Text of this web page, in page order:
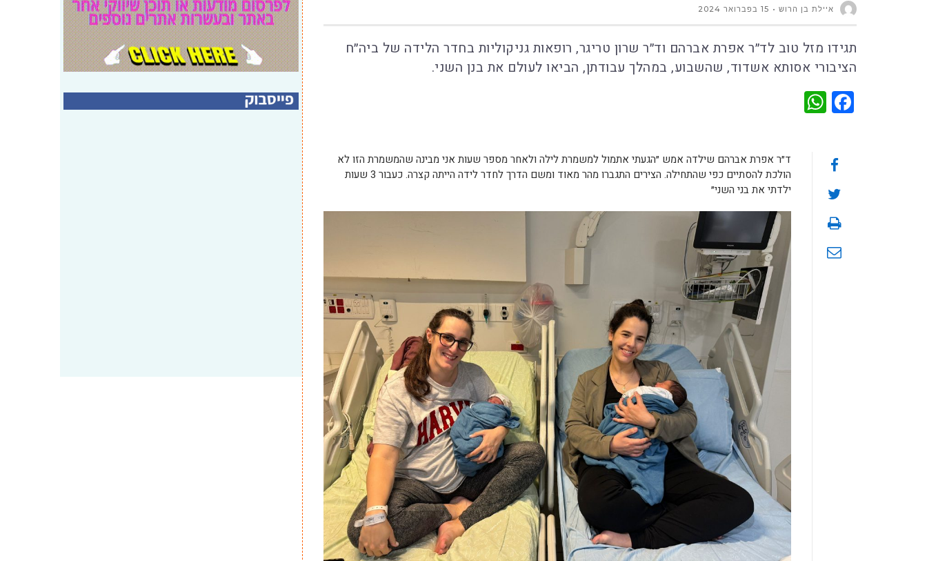
איילת בן הרוש 15 בפברואר 2024
תגידו מזל טוב לד״ר אפרת אברהם וד״ר שרון טריגר, רופאות גניקוליות בחדר הלידה של ביה״ח
הציבורי אסותא אשדוד, שהשבוע, במהלך עבודתן, הביאו לעולם את בנן השני.
Facebook
ד״ר אפרת אברהם שילדה אמש ״הגעתי אתמול למשמרת לילה ולאחר מספר שעות אני מבינה שהמשמרת הזו לא
הולכת להסתיים כפי שהתחילה. הצירים התגברו מהר מאוד ומשם הדרך לחדר לידה הייתה קצרה. כעבור 3 שעות
ילדתי את בני השני״